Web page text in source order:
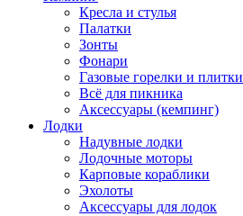
Кресла и стулья
Палатки
Зонты
Фонари
Газовые горелки и плитки
Всё для пикника
Аксессуары (кемпинг)
Лодки
Надувные лодки
Лодочные моторы
Карповые кораблики
Эхолоты
Аксессуары для лодок